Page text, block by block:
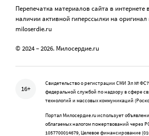
Перепечатка материалов сайта в
наличии активной гиперссылки на
miloserdie.ru
© 2024 – 2026. Милосердие.ru
16+
Свидетельство о регистрации СМИ Эл №
федеральной службой по надзору в сфере
технологий и массовых коммуникаций
Портал Милосердие.ru использует
облагаемых налогом пожертвований через
1057700014679, Целевое финансирование